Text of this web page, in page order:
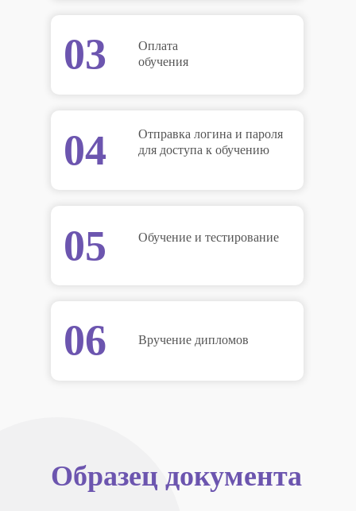
03
04
05
06
Оплата
обучения
Отправка логина и пароля
для доступа к обучению
Обучение и тестирование
Вручение дипломов
Образец документа